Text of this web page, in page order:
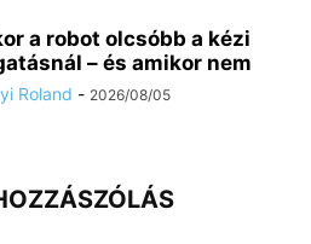
a robot olcsóbb a kézi
– és amikor nem
Roland - 2026/08/05